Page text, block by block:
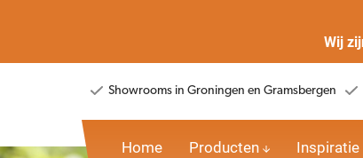
Wij
Showrooms in Groningen en Gramsbergen
Home Producten